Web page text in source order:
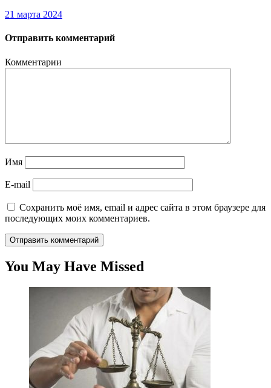
21 марта 2024
Отправить комментарий
Комментарии
Имя
E-mail
Сохранить моё имя, email и адрес сайта в этом браузере для
последующих моих комментариев.
You May Have Missed